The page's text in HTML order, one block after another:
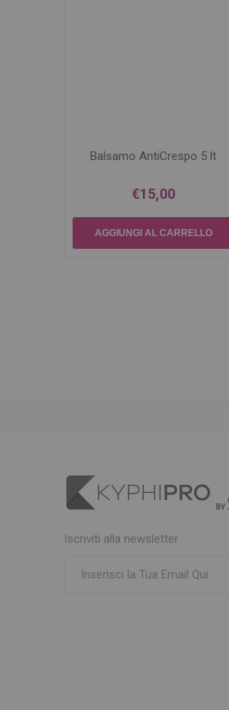
Balsamo AntiCrespo 5 lt
€15,00
Iscriviti alla newsletter